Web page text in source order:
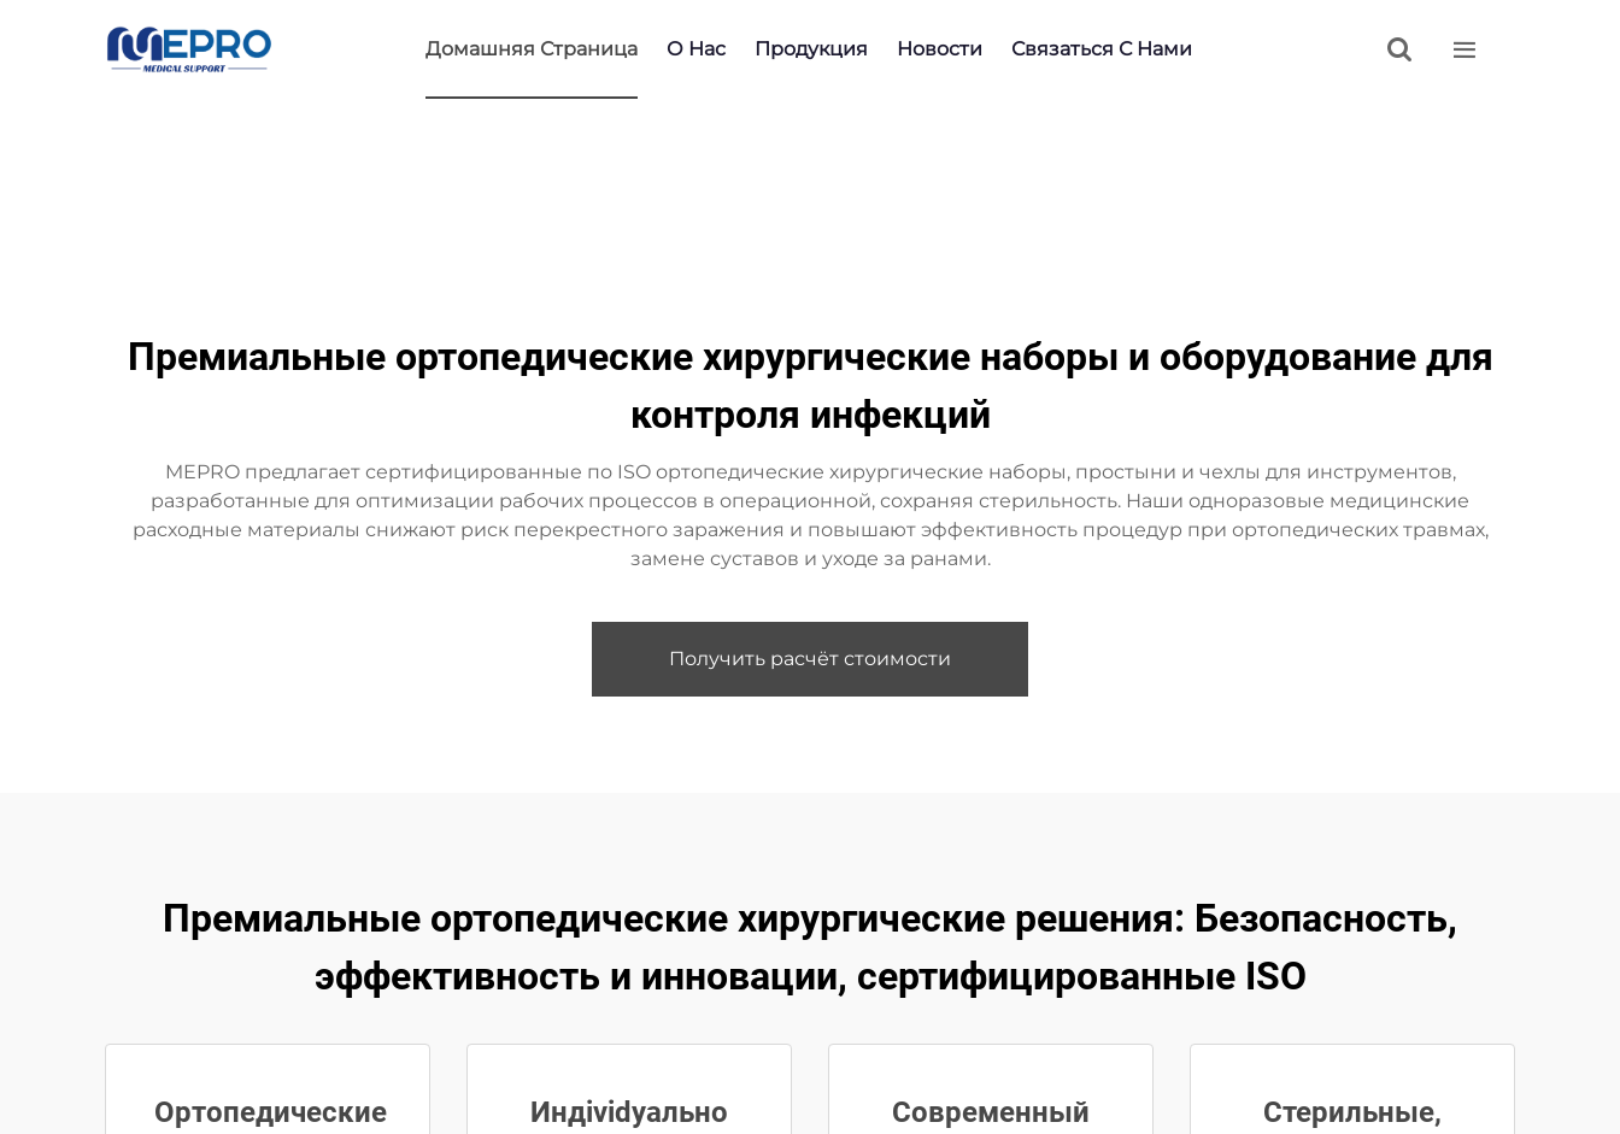
Домашняя Страница О Нас Продукция Новости Связаться С Нами  
Премиальные ортопедические хирургические наборы и оборудование для
контроля инфекций
MEPRO предлагает сертифицированные по ISO ортопедические хирургические наборы, простыни и чехлы для инструментов,
разработанные для оптимизации рабочих процессов в операционной, сохраняя стерильность. Наши одноразовые медицинские
расходные материалы снижают риск перекрестного заражения и повышают эффективность процедур при ортопедических травмах,
замене суставов и уходе за ранами.
Получить расчёт стоимости
Премиальные ортопедические хирургические решения: Безопасность,
эффективность и инновации, сертифицированные ISO
Ортопедические
Индividуально
Современный
Стерильные,